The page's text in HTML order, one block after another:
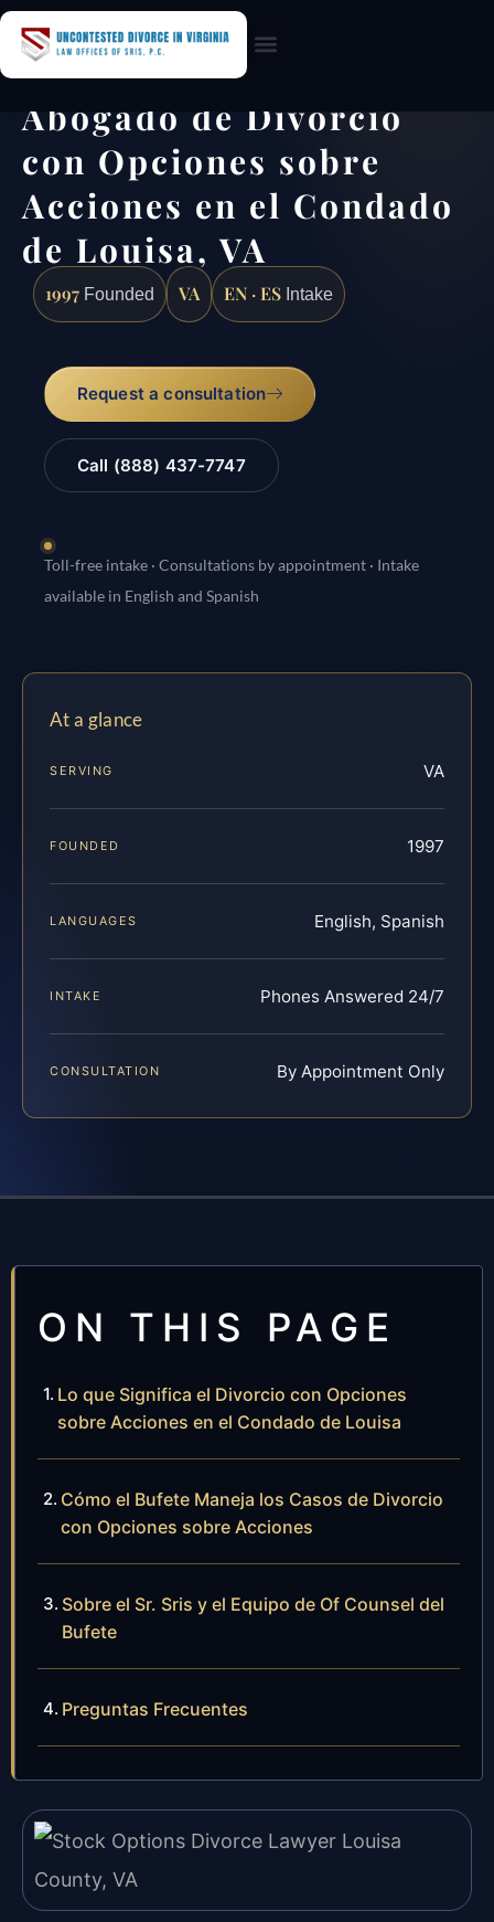
Abogado de Divorcio
con Opciones sobre
Acciones en el Condado
de Louisa, VA
1997 Founded VA EN · ES Intake
Request a consultation
Call (888) 437-7747
Toll-free intake · Consultations by appointment · Intake
available in English and Spanish
At a glance
SERVING VA
FOUNDED 1997
LANGUAGES English, Spanish
INTAKE Phones Answered 24/7
CONSULTATION By Appointment Only
ON THIS PAGE
Lo que Significa el Divorcio con Opciones
sobre Acciones en el Condado de Louisa
Cómo el Bufete Maneja los Casos de Divorcio
con Opciones sobre Acciones
Sobre el Sr. Sris y el Equipo de Of Counsel del
Bufete
Preguntas Frecuentes